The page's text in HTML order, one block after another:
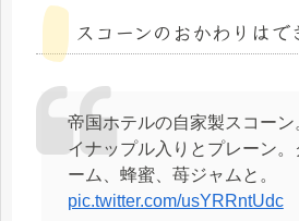
スコーンのおかわりはで
帝国ホテルの自家製スコー
イナップル入りとプレーン。
ーム、蜂蜜、苺ジャムと。
pic.twitter.com/usYRRntUdc